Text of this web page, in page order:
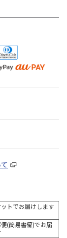
トでお届けします
(簡易書留)でお届